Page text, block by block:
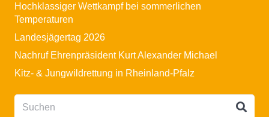
Hochklassiger Wettkampf bei sommerlichen
Temperaturen
Landesjägertag 2026
Nachruf Ehrenpräsident Kurt Alexander Michael
Kitz- & Jungwildrettung in Rheinland-Pfalz